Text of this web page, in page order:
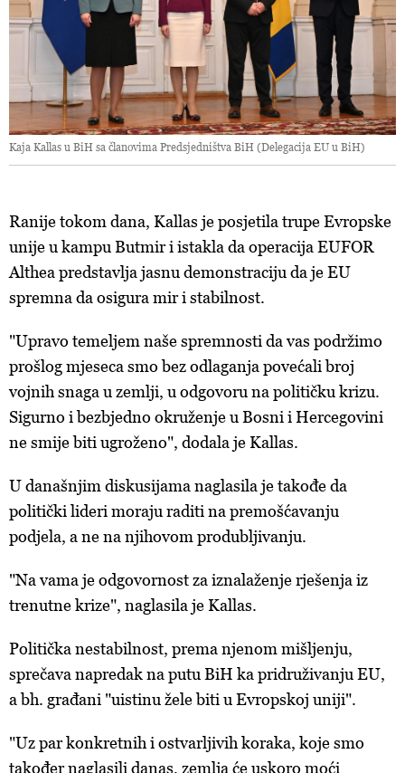
Kaja Kallas u BiH sa članovima Predsjedništva BiH (Delegacija EU u BiH)
Ranije tokom dana, Kallas je posjetila trupe Evropske
unije u kampu Butmir i istakla da operacija EUFOR
Althea predstavlja jasnu demonstraciju da je EU
spremna da osigura mir i stabilnost.
"Upravo temeljem naše spremnosti da vas podržimo
prošlog mjeseca smo bez odlaganja povećali broj
vojnih snaga u zemlji, u odgovoru na političku krizu.
Sigurno i bezbjedno okruženje u Bosni i Hercegovini
ne smije biti ugroženo", dodala je Kallas.
U današnjim diskusijama naglasila je takođe da
politički lideri moraju raditi na premošćavanju
podjela, a ne na njihovom produbljivanju.
"Na vama je odgovornost za iznalaženje rješenja iz
trenutne krize", naglasila je Kallas.
Politička nestabilnost, prema njenom mišljenju,
sprečava napredak na putu BiH ka pridruživanju EU,
a bh. građani "uistinu žele biti u Evropskoj uniji".
"Uz par konkretnih i ostvarljivih koraka, koje smo
također naglasili danas, zemlja će uskoro moći